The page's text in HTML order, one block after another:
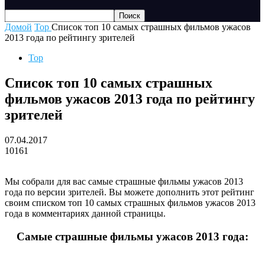
Домой Top Список топ 10 самых страшных фильмов ужасов
2013 года по рейтингу зрителей
Top
Список топ 10 самых страшных
фильмов ужасов 2013 года по рейтингу
зрителей
07.04.2017
10161
Мы собрали для вас самые страшные фильмы ужасов 2013
года по версии зрителей. Вы можете дополнить этот рейтинг
своим списком топ 10 самых страшных фильмов ужасов 2013
года в комментариях данной страницы.
Самые страшные фильмы ужасов 2013 года: